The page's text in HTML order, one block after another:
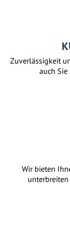
Zuverlässigkeit
auch
Wir bieten